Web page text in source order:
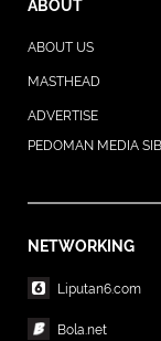
ABOUT
ABOUT US
MASTHEAD
ADVERTISE
PEDOMAN MEDIA
NETWORKING
Liputan6.com
Bola.net